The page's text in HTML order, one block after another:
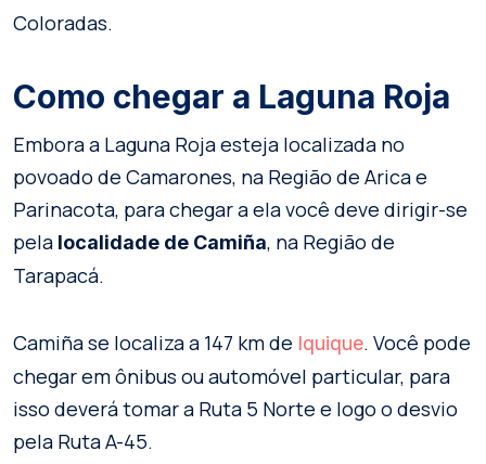
Coloradas.
Como chegar a Laguna Roja
Embora a Laguna Roja esteja localizada no
povoado de Camarones, na Região de Arica e
Parinacota, para chegar a ela você deve dirigir-se
pela localidade de Camiña, na Região de
Tarapacá.
Camiña se localiza a 147 km de Iquique. Você pode
chegar em ônibus ou automóvel particular, para
isso deverá tomar a Ruta 5 Norte e logo o desvio
pela Ruta A-45.